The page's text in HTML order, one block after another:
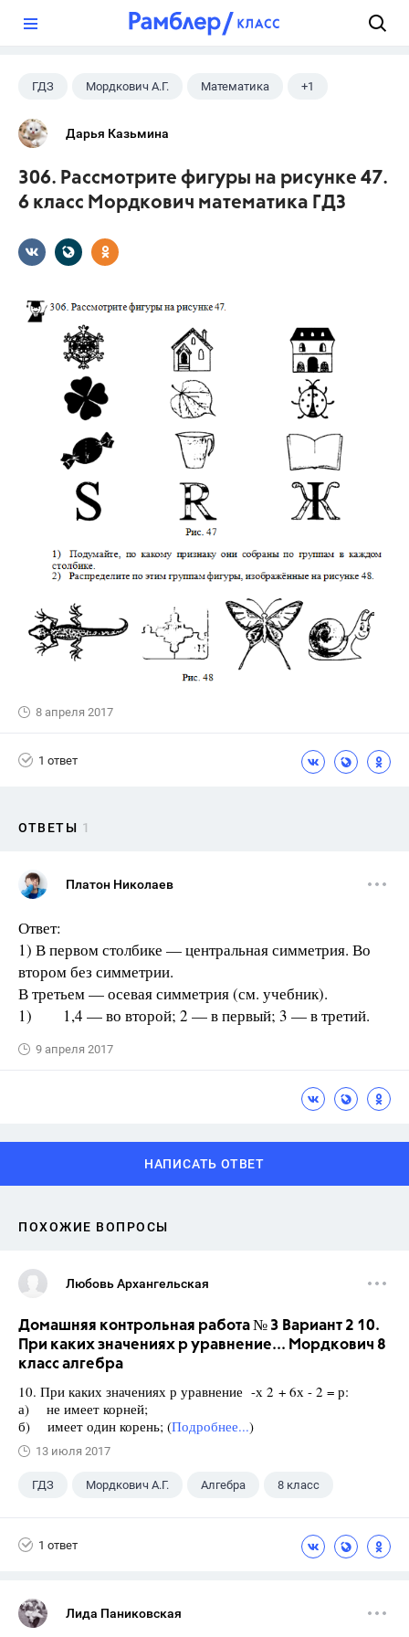
ГДЗ Мордкович А.Г. Математика +1
6 класс
Дарья Казьмина
306. Рассмотрите фигуры на рисунке 47.
6 класс Мордкович математика ГДЗ
8 апреля 2017
1 ответ
ОТВЕТЫ 1
Платон Николаев
Ответ:
1) В первом столбике — центральная симметрия. Во
втором без симметрии.
В третьем — осевая симметрия (см. учебник).
1) 1,4 — во второй; 2 — в первый; 3 — в третий.
9 апреля 2017
НАПИСАТЬ ОТВЕТ
ПОХОЖИЕ ВОПРОСЫ
Любовь Архангельская
Домашняя контрольная работа № 3 Вариант 2 10.
При каких значениях р уравнение... Мордкович 8
класс алгебра
10. При каких значениях р уравнение -х 2 + 6х - 2 = р:
а) не имеет корней;
б) имеет один корень; (Подробнее...)
13 июля 2017
ГДЗ Мордкович А.Г. Алгебра 8 класс
1 ответ
Лида Паниковская